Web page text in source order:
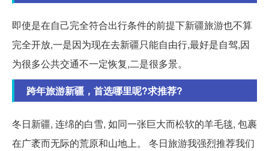
即使是在自己完全符合出行条件的前提下新疆旅游也不算
完全开放,一是因为现在去新疆只能自由行,最好是自驾,因
为很多公共交通不一定恢复,二是很多景。
跨年旅游新疆，首选哪里呢?求推荐?
冬日新疆, 连绵的白雪, 如同一张巨大而松软的羊毛毯, 包裹
在广袤而无际的荒原和山地上。 冬日旅游我强烈推荐我们